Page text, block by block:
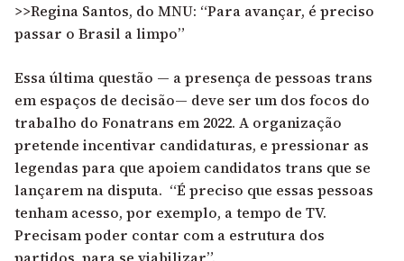
>>Regina Santos, do MNU: “Para avançar, é preciso
passar o Brasil a limpo”
Essa última questão — a presença de pessoas trans
em espaços de decisão— deve ser um dos focos do
trabalho do Fonatrans em 2022. A organização
pretende incentivar candidaturas, e pressionar as
legendas para que apoiem candidatos trans que se
lançarem na disputa. “É preciso que essas pessoas
tenham acesso, por exemplo, a tempo de TV.
Precisam poder contar com a estrutura dos